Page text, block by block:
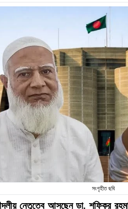
সংগৃহীত ছবি
নেতৃত্বে আসছেন ডা. শফিকুর